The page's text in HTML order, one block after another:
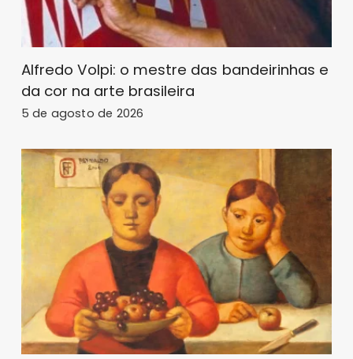
Alfredo Volpi: o mestre das bandeirinhas e
da cor na arte brasileira
5 de agosto de 2026